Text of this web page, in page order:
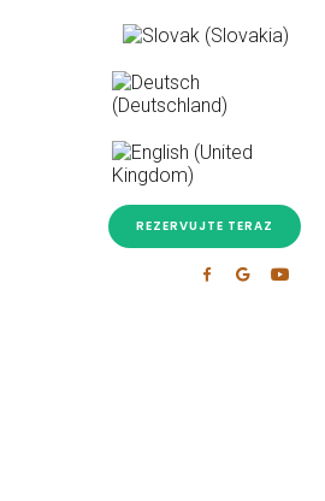
REZERVUJTE TERAZ